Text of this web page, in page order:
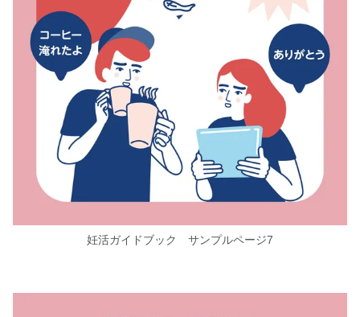
妊活ガイドブック サンプルページ7